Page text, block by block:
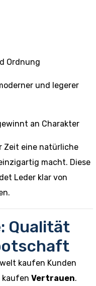
Ordnung
und legerer
an Charakter
Zeit eine natürliche
macht. Diese
Leder klar von
Qualität
kaufen Kunden
kaufen Vertrauen.